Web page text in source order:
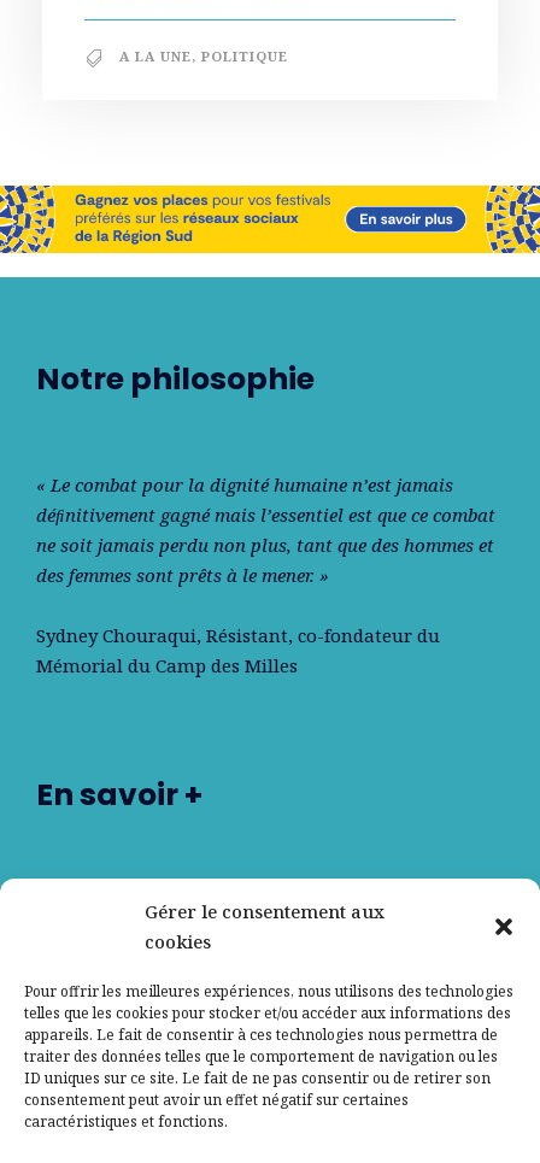
Gérer le consentement aux
cookies
Pour offrir les meilleures expériences, nous utilisons des technologies
telles que les cookies pour stocker et/ou accéder aux informations des
appareils. Le fait de consentir à ces technologies nous permettra de
traiter des données telles que le comportement de navigation ou les
ID uniques sur ce site. Le fait de ne pas consentir ou de retirer son
consentement peut avoir un effet négatif sur certaines
caractéristiques et fonctions.
A LA UNE, POLITIQUE
Notre philosophie
« Le combat pour la dignité humaine n’est jamais
déﬁnitivement gagné mais l’essentiel est que ce combat
ne soit jamais perdu non plus, tant que des hommes et
des femmes sont prêts à le mener. »
Sydney Chouraqui, Résistant, co-fondateur du
Mémorial du Camp des Milles
En savoir +
Contactez-nous
Mentions légales